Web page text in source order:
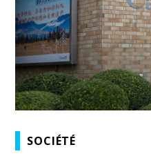
SOCIÉTÉ